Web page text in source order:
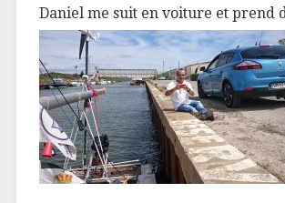
Daniel me suit en voiture et prend